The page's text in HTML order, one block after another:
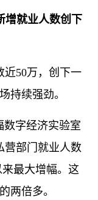
增就业人数创下
近50万，创下一
持续强劲。
数字经济实验室
营部门就业人数
最大增幅。这
两倍多。